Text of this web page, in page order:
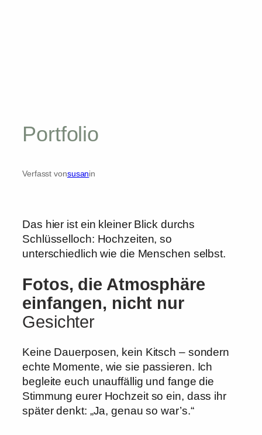
Portfolio
Verfasst vonsusanin
Das hier ist ein kleiner Blick durchs
Schlüsselloch: Hochzeiten, so
unterschiedlich wie die Menschen selbst.
Fotos, die Atmosphäre
einfangen, nicht nur
Gesichter
Keine Dauerposen, kein Kitsch – sondern
echte Momente, wie sie passieren. Ich
begleite euch unauffällig und fange die
Stimmung eurer Hochzeit so ein, dass ihr
später denkt: „Ja, genau so war’s.“